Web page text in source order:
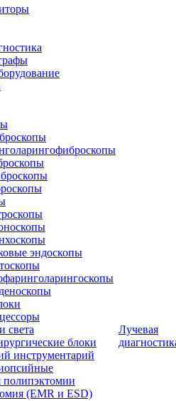
эндоскопы
света
блоки
инструментарий
полипэктомии
(EMR и ESD)
Лучевая